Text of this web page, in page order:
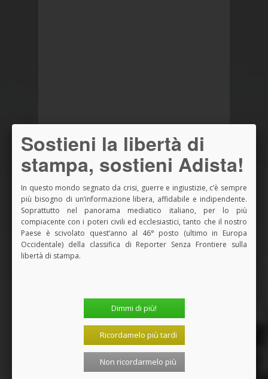
NEWS
per la Teologia...
08 Agosto 2026, 17:24
Per il verso giusto. Smisura
04 Agosto 2026, 12:29
Sostieni la libertà di
stampa, sostieni Adista!
In questo mondo segnato da crisi, guerre e ingiustizie, c’è sempre
più bisogno di un’informazione libera, affidabile e indipendente.
Soprattutto nel panorama mediatico italiano, per lo più
compiacente con i poteri civili ed ecclesiastici, tanto che il nostro
Paese è scivolato quest’anno al 46° posto (ultimo in Europa
Occidentale) della classifica di Reporter Senza Frontiere sulla
libertà di stampa.
Dimmi di più!
Ricordamelo più tardi
Non ricordarmelo più